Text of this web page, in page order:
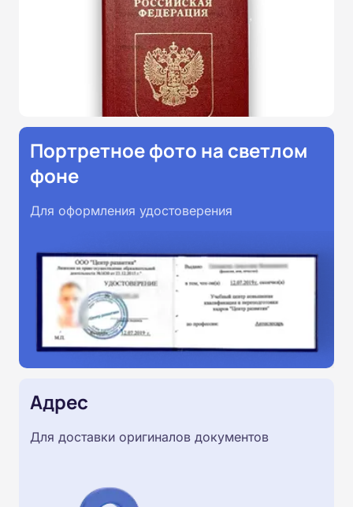
Портретное фото на светлом
фоне
Для оформления удостоверения
Адрес
Для доставки оригиналов документов